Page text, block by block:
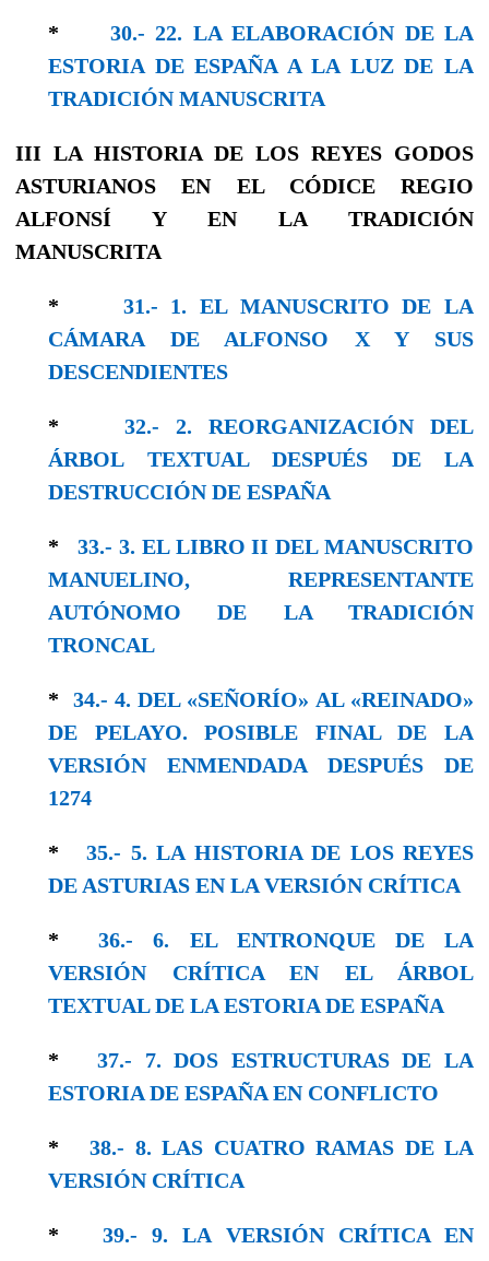
* 30.- 22. LA ELABORACIÓN DE LA
ESTORIA DE ESPAÑA A LA LUZ DE LA
TRADICIÓN MANUSCRITA
III LA HISTORIA DE LOS REYES GODOS
ASTURIANOS
EN EL CÓDICE REGIO
ALFONSÍ Y EN LA
TRADICIÓN
MANUSCRITA
* 31.- 1. EL MANUSCRITO DE LA
CÁMARA DE ALFONSO X Y SUS
DESCENDIENTES
* 32.- 2. REORGANIZACIÓN DEL
ÁRBOL TEXTUAL DESPUÉS DE LA
DESTRUCCIÓN DE ESPAÑA
*33.- 3. EL LIBRO II DEL MANUSCRITO
MANUELINO, REPRESENTANTE
AUTÓNOMO DE LA TRADICIÓN
TRONCAL
* 34.- 4. DEL «SEÑORÍO» AL «REINADO»
DE PELAYO. POSIBLE FINAL DE LA
VERSIÓN ENMENDADA DESPUÉS DE
1274
*35.- 5. LA HISTORIA DE LOS REYES
DE ASTURIAS EN LA VERSIÓN CRÍTICA
*36.- 6. EL ENTRONQUE DE LA
VERSIÓN CRÍTICA EN EL ÁRBOL
TEXTUAL DE LA ESTORIA DE ESPAÑA
* 37.- 7. DOS ESTRUCTURAS DE LA
ESTORIA DE ESPAÑA EN CONFLICTO
*38.- 8. LAS CUATRO RAMAS DE LA
VERSIÓN CRÍTICA
* 39.- 9. LA VERSIÓN CRÍTICA EN